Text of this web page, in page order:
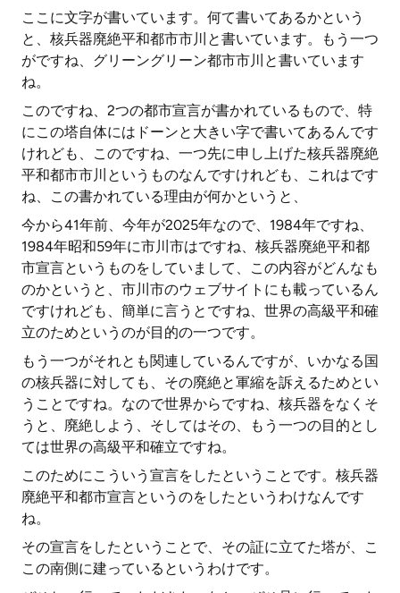
ここに文字が書いています。何て書いてあるかという
と、核兵器廃絶平和都市市川と書いています。もう一つ
がですね、グリーングリーン都市市川と書いています
ね。
このですね、2つの都市宣言が書かれているもので、特
にこの塔自体にはドーンと大きい字で書いてあるんです
けれども、このですね、一つ先に申し上げた核兵器廃絶
平和都市市川というものなんですけれども、これはです
ね、この書かれている理由が何かというと、
今から41年前、今年が2025年なので、1984年ですね、
1984年昭和59年に市川市はですね、核兵器廃絶平和都
市宣言というものをしていまして、この内容がどんなも
のかというと、市川市のウェブサイトにも載っているん
ですけれども、簡単に言うとですね、世界の高級平和確
立のためというのが目的の一つです。
もう一つがそれとも関連しているんですが、いかなる国
の核兵器に対しても、その廃絶と軍縮を訴えるためとい
うことですね。なので世界からですね、核兵器をなくそ
うと、廃絶しよう、そしてはその、もう一つの目的とし
ては世界の高級平和確立ですね。
このためにこういう宣言をしたということです。核兵器
廃絶平和都市宣言というのをしたというわけなんです
ね。
その宣言をしたということで、その証に立てた塔が、こ
この南側に建っているというわけです。